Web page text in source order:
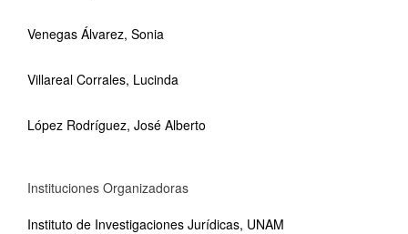
Venegas Álvarez, Sonia
Villareal Corrales, Lucinda
López Rodríguez, José Alberto
Instituciones Organizadoras
Instituto de Investigaciones Jurídicas, UNAM